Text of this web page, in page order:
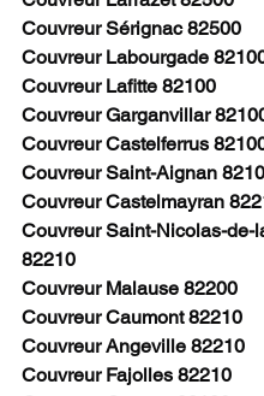
Couvreur Sérignac 82500
Couvreur Labourgade
Couvreur Lafitte 82100
Couvreur Garganvillar
Couvreur Castelferrus
Couvreur Saint-Aignan
Couvreur Castelmayran
Couvreur Saint-Nicolas-de-
82210
Couvreur Malause 82200
Couvreur Caumont 82210
Couvreur Angeville 82210
Couvreur Fajolles 82210